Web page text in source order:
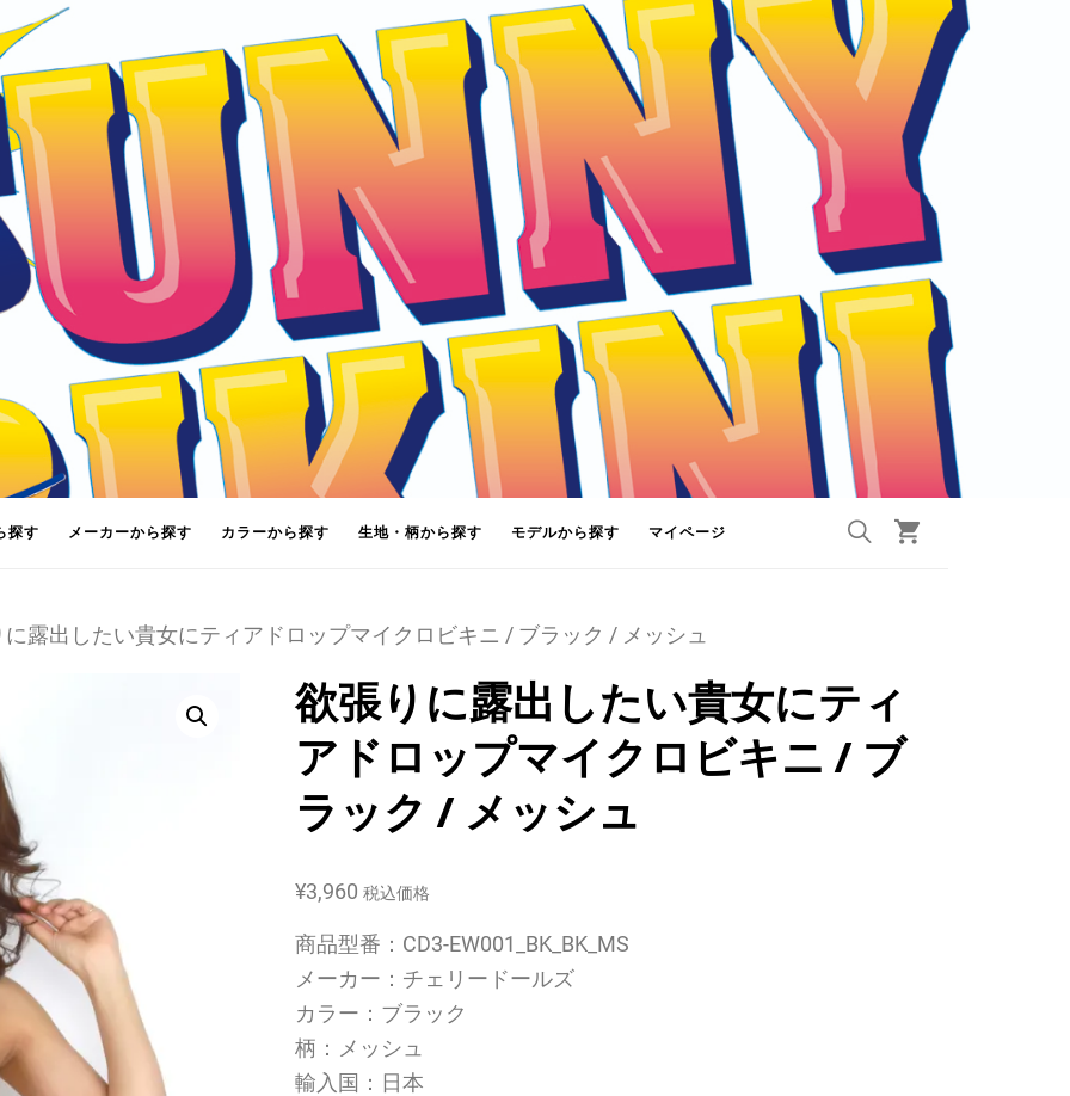
探す メーカーから探す カラーから探す 生地・柄から探す モデルから探す マイページ
露出したい貴女にティアドロップマイクロビキニ / ブラック / メッシュ
欲張りに露出したい貴女にティ
アドロップマイクロビキニ / ブ
ラック / メッシュ
¥3,960 税込価格
商品型番：CD3-EW001_BK_BK_MS
メーカー：チェリードールズ
カラー：ブラック
柄：メッシュ
輸入国：日本